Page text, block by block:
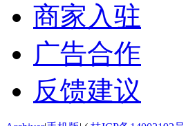
商家入驻
广告合作
反馈建议